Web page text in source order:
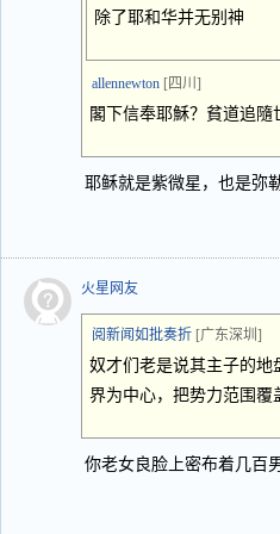
除了耶和华并无别神
allennewton [四川]
閣下信奉耶穌？貧道追隨
耶稣就是紫微星，也是弥
火星网友
阅新闻如批奏折 [广东深圳]
奴才们老是说其主子的地
界为中心，把势力范围覆
你老女良脸上密布着几百